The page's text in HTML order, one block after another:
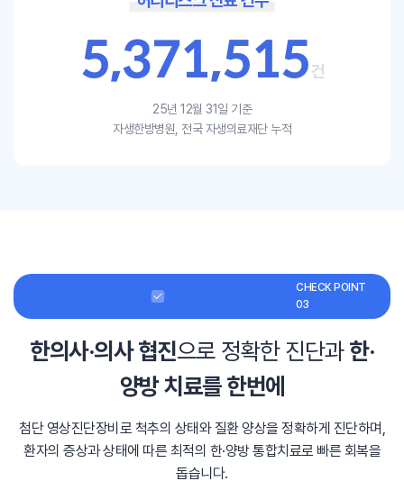
5,371,515건
25년 12월 31일 기준
자생한방병원, 전국 자생의료재단 누적
CHECK POINT
03
한의사·의사 협진으로 정확한 진단과한·
양방 치료를 한번에
첨단 영상진단장비로 척추의 상태와 질환 양상을 정확하게 진단하며,
환자의 증상과 상태에 따른 최적의 한·양방 통합치료로 빠른 회복을
돕습니다.